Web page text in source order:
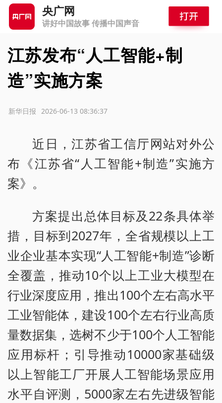
央广网
讲好中国故事 传播中国声音
江苏发布“人工智能+制
造”实施方案
2026-06-13 08:36:37
新华日报
近日，江苏省工信厅网站对外公
布《江苏省“人工智能+制造”实施方
案》。
方案提出总体目标及22条具体举
措，目标到2027年，全省规模以上工
业企业基本实现“人工智能+制造”诊断
全覆盖，推动10个以上工业大模型在
行业深度应用，推出100个左右高水平
工业智能体，建设100个左右行业高质
量数据集，选树不少于100个人工智能
应用标杆；引导推动10000家基础级
以上智能工厂开展人工智能场景应用
水平自评测，5000家左右先进级智能